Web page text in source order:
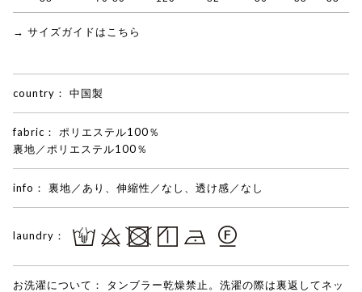
→ サイズガイドはこちら
country： 中国製
fabric：
ポリエステル100％
裏地／ポリエステル100％
info： 裏地／あり、伸縮性／なし、透け感／なし
laundry：
お洗濯について：
タンブラー乾燥禁止。洗濯の際は裏返してネッ